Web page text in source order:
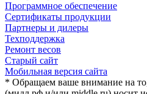
Программное обеспечение
Сертификаты продукции
Партнеры и дилеры
Техподдержка
Ремонт весов
Старый сайт
Мобильная версия сайта
* Обращаем ваше внимание на